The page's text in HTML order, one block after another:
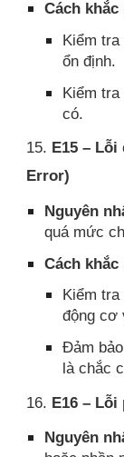
Cách khắc
Kiểm tra
ổn định.
Kiểm tra
có.
15. E15 –
Error)
Nguyên
quá mức
Cách khắc
Kiểm tra
động cơ
Đảm
là chắc
16. E16 –
Nguyên